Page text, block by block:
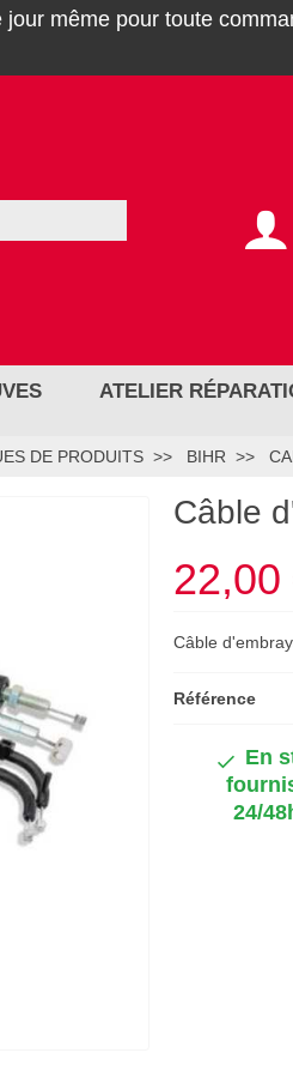
jour même pour toute
ATELIER
DE PRODUITS BIHR
Câble
Câble
Référence
En
24/